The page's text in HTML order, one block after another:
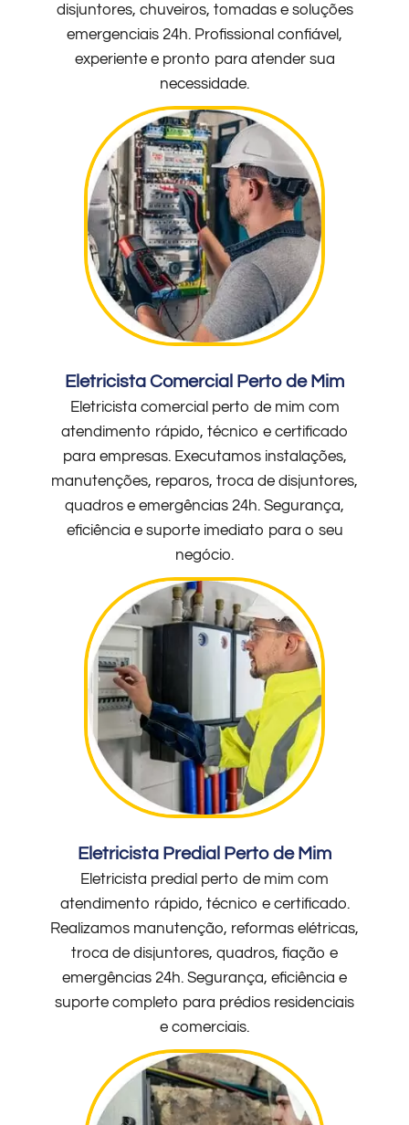
disjuntores, chuveiros, tomadas e soluções
emergenciais 24h. Profissional confiável,
experiente e pronto para atender sua
necessidade.
Eletricista Comercial Perto de Mim
Eletricista comercial perto de mim com
atendimento rápido, técnico e certificado
para empresas. Executamos instalações,
manutenções, reparos, troca de disjuntores,
quadros e emergências 24h. Segurança,
eficiência e suporte imediato para o seu
negócio.
Eletricista Predial Perto de Mim
Eletricista predial perto de mim com
atendimento rápido, técnico e certificado.
Realizamos manutenção, reformas elétricas,
troca de disjuntores, quadros, fiação e
emergências 24h. Segurança, eficiência e
suporte completo para prédios residenciais
e comerciais.